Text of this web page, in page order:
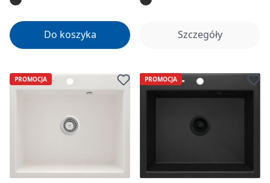
Do koszyka Szczegóły
PROMOCJA PROMOCJA